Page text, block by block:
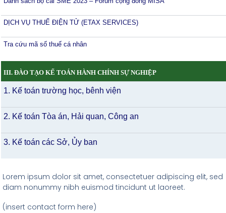
DỊCH VỤ THUẾ ĐIỆN TỬ (ETAX SERVICES)
Tra cứu mã số thuế cá nhân
III. ĐÀO TẠO KẾ TOÁN HÀNH CHÍNH SỰ NGHIỆP
1. Kế toán trường học, bênh viện
2. Kế toán Tòa án, Hải quan, Công an
3. Kế toán các Sở, Ủy ban
Lorem ipsum dolor sit amet, consectetuer adipiscing elit, sed
diam nonummy nibh euismod tincidunt ut laoreet.
(insert contact form here)